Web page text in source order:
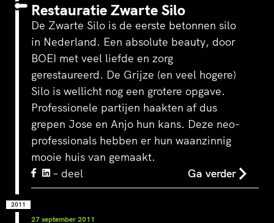
Restauratie Zwarte Silo
De Zwarte Silo is de eerste betonnen silo
in Nederland. Een absolute beauty, door
BOEI met veel liefde en zorg
gerestaureerd. De Grijze (en veel hogere)
Silo is wellicht nog een grotere opgave.
Professionele partijen haakten af dus
grepen Jose en Anjo hun kans. Deze neo-
professionals hebben er hun waanzinnig
mooie huis van gemaakt.
– deel
Ga verder
2011
27 september 2011